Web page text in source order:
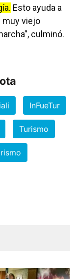
Esto ayuda a
muy viejo
culminó.
InFueTur
Turismo